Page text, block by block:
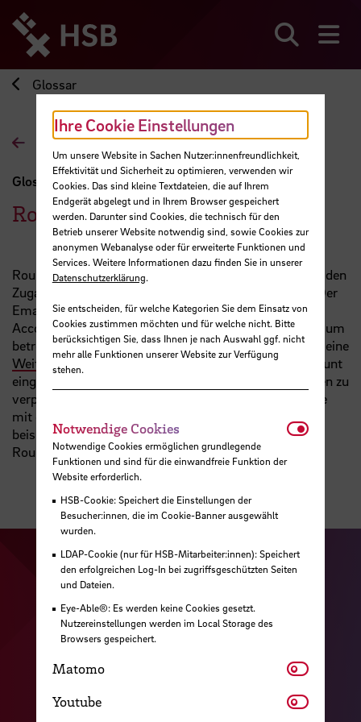
zum
Seiteninhalt
springen
Glossar
Zur Übersichtsseite
Glossar
Roundcube
Roundcube ist ein webbasierter Email-Client, welcher den
Zugang zu den Emails über den Browser ermöglicht. Der
Email-Account läuft über die persönlichen Hochschul-
Accountdaten und hilft dabei Emails, welche das Studium
betreffen von den Privaten zu trennen. Es kann jedoch eine
Weiterleitung der Emailszu einem gewünschten Account
eingerichtet werden, um keine wichtigen Informationen zu
verpassen. Auch um Personen zu kontaktieren, welche
mit dem Studium in Verbindung stehen wie
beispielsweise Dozenten, empfiehlt es sich über den
Roundcube die Kontaktaufnahme zu starten.
Zu unserer Instagram Seite
Zu unserer Facebook
Zu
Zu unserer
Ihre Cookie Einstellungen
Um unsere Website in Sachen Nutzer:innenfreundlichkeit,
Effektivität und Sicherheit zu optimieren, verwenden wir
Cookies. Das sind kleine Textdateien, die auf Ihrem
Endgerät abgelegt und in Ihrem Browser gespeichert
werden. Darunter sind Cookies, die technisch für den
Betrieb unserer Website notwendig sind, sowie Cookies zur
anonymen Webanalyse oder für erweiterte Funktionen und
Services. Weitere Informationen dazu finden Sie in unserer
Datenschutzerklärung.
Sie entscheiden, für welche Kategorien Sie dem Einsatz von
Cookies zustimmen möchten und für welche nicht. Bitte
berücksichtigen Sie, dass Ihnen je nach Auswahl ggf. nicht
mehr alle Funktionen unserer Website zur Verfügung
stehen.
Notwendige Cookies
Notwendige Cookies ermöglichen grundlegende
Funktionen und sind für die einwandfreie Funktion der
Website erforderlich.
HSB-Cookie: Speichert die Einstellungen der
Besucher:innen, die im Cookie-Banner ausgewählt
wurden.
LDAP-Cookie (nur für HSB-Mitarbeiter:innen): Speichert
den erfolgreichen Log-In bei zugriffsgeschützten Seiten
und Dateien.
Eye-Able®: Es werden keine Cookies gesetzt.
Nutzereinstellungen werden im Local Storage des
Browsers gespeichert.
Matomo Matomo
Youtube Youtube